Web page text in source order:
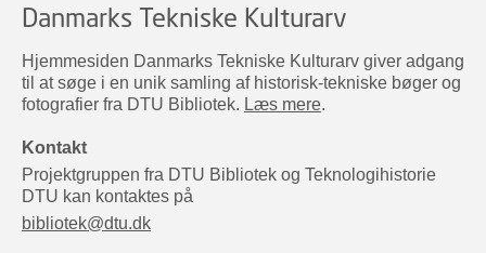
Danmarks Tekniske Kulturarv
Hjemmesiden Danmarks Tekniske Kulturarv giver adgang
til at søge i en unik samling af historisk-tekniske bøger og
fotografier fra DTU Bibliotek. Læs mere.
Kontakt
Projektgruppen fra DTU Bibliotek og Teknologihistorie
DTU kan kontaktes på
bibliotek@dtu.dk